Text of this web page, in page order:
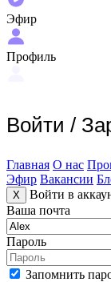
Эфир
Профиль
Войти /
Главная О нас
Эфир Вакансии
X
Войти в
Ваша почта
Пароль
Запомнить